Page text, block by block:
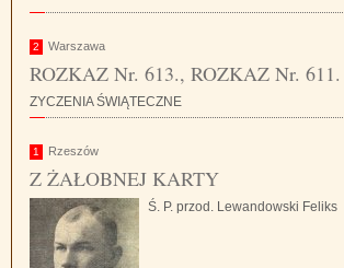
2 Warszawa
ROZKAZ Nr. 613., ROZKAZ Nr. 611.
ZYCZENIA ŚWIĄTECZNE
1 Rzeszów
Z ŻAŁOBNEJ KARTY
Ś. P. przod. Lewandowski Feliks